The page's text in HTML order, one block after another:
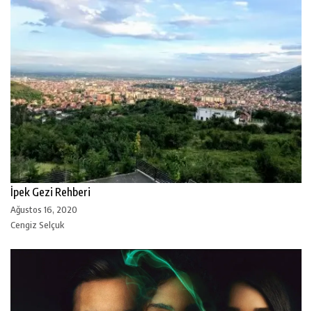
İpek Gezi Rehberi
Ağustos 16, 2020
Cengiz Selçuk